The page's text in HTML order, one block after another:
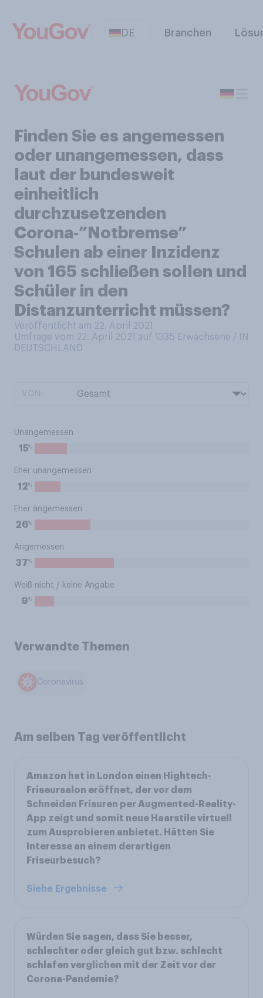
DE Branchen
Finden Sie es angemessen
oder unangemessen, dass
laut der bundesweit
einheitlich
durchzusetzenden
Corona‑”Notbremse”
Schulen ab einer Inzidenz
von 165 schließen sollen und
Schüler in den
Distanzunterricht müssen?
Veröffentlicht am 22. April 2021
Umfrage vom 22. April 2021 auf 1335 Erwachsene / IN
DEUTSCHLAND
Unangemessen
15%
Eher unangemessen
12%
Eher angemessen
26%
Angemessen
37%
Weiß nicht / keine Angabe
9%
Verwandte Themen
Coronavirus
Am selben Tag veröffentlicht
Amazon hat in London einen Hightech-
Friseursalon eröffnet, der vor dem
Schneiden Frisuren per Augmented-Reality-
App zeigt und somit neue Haarstile virtuell
zum Ausprobieren anbietet. Hätten Sie
Interesse an einem derartigen
Friseurbesuch?
Siehe Ergebnisse
Würden Sie sagen, dass Sie besser,
schlechter oder gleich gut bzw. schlecht
schlafen verglichen mit der Zeit vor der
Corona-Pandemie?